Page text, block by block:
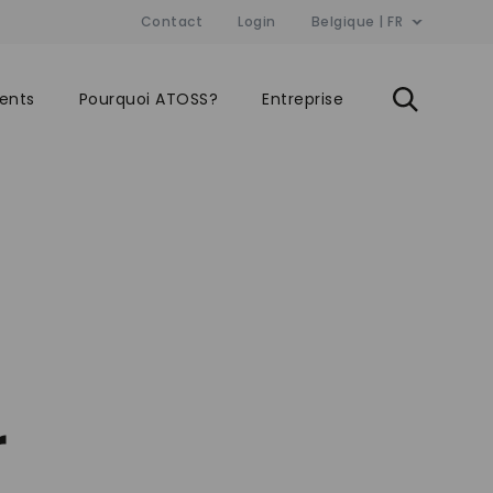
Contact Login Belgique | FR
Pourquoi ATOSS? Entreprise